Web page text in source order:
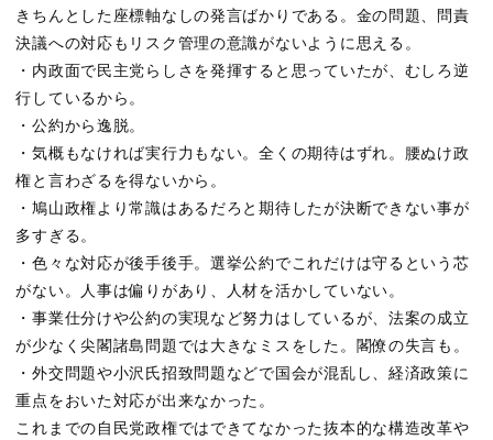
きちんとした座標軸なしの発言ばかりである。金の問題、問責
決議への対応もリスク管理の意識がないように思える。
・内政面で民主党らしさを発揮すると思っていたが、むしろ逆
行しているから。
・公約から逸脱。
・気概もなければ実行力もない。全くの期待はずれ。腰ぬけ政
権と言わざるを得ないから。
・鳩山政権より常識はあるだろと期待したが決断できない事が
多すぎる。
・色々な対応が後手後手。選挙公約でこれだけは守るという芯
がない。人事は偏りがあり、人材を活かしていない。
・事業仕分けや公約の実現など努力はしているが、法案の成立
が少なく尖閣諸島問題では大きなミスをした。閣僚の失言も。
・外交問題や小沢氏招致問題などで国会が混乱し、経済政策に
重点をおいた対応が出来なかった。
これまでの自民党政権ではできてなかった抜本的な構造改革や